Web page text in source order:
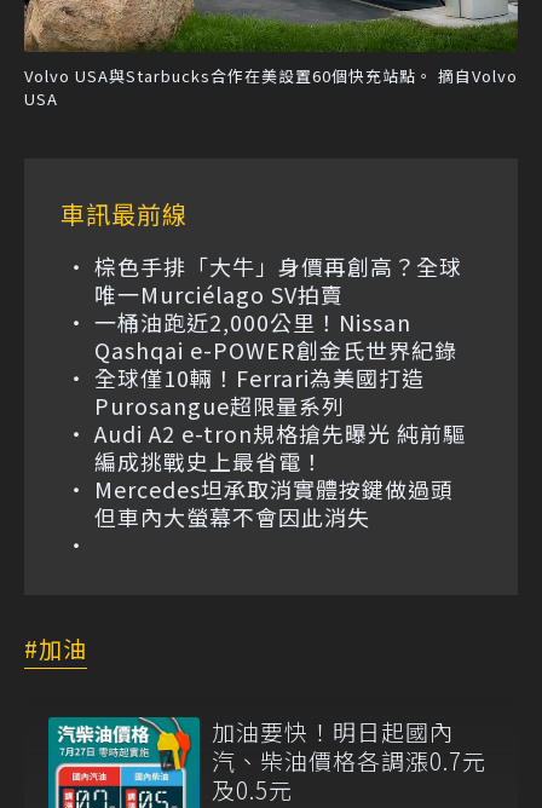
Volvo USA與Starbucks合作在美設置60個快充站點。 摘自Volvo
USA
車訊最前線
棕色手排「大牛」身價再創高？全球
唯一Murciélago SV拍賣
一桶油跑近2,000公里！Nissan
Qashqai e-POWER創金氏世界紀錄
全球僅10輛！Ferrari為美國打造
Purosangue超限量系列
Audi A2 e-tron規格搶先曝光 純前驅
編成挑戰史上最省電！
Mercedes坦承取消實體按鍵做過頭
但車內大螢幕不會因此消失
加油
加油要快！明日起國內
汽、柴油價格各調漲0.7元
及0.5元